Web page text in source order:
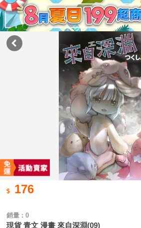
176
銷量 : 0
現貨 青文 漫畫 來自深淵(09)